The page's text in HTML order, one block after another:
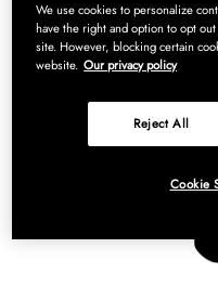
We use cookies to personalize
have the right and option to opt
site. However, blocking certain
website. Our privacy policy
Reject All
Cookie